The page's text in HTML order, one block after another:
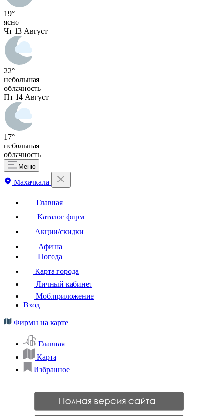
19°
ясно
Чт 13 Август
22°
небольшая
облачность
Пт 14 Август
17°
небольшая
облачность
Меню
Махачкала
Главная
Каталог фирм
Акции/скидки
Афиша
Погода
Карта города
Личный кабинет
Моб.приложение
Вход
Фирмы на карте
Главная
Карта
Избранное